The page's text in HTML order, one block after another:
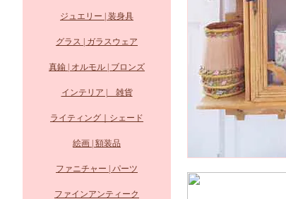
ジュエリー | 装身具
グラス | ガラスウェア
真鍮 | オルモル | ブロンズ
インテリア | 雑貨
ライティング｜シェード
絵画 | 額装品
ファニチャー | パーツ
ファインアンティーク